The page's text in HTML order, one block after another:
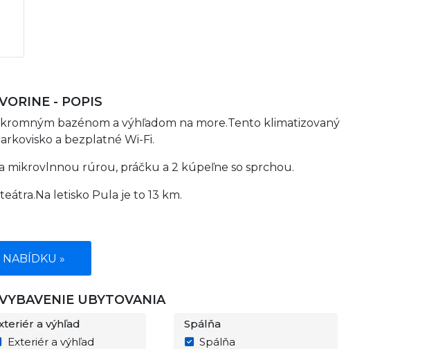
- POPIS
bazénom a výhľadom na more.Tento klimatizovaný
a bezplatné Wi-Fi.
mikrovlnnou rúrou, práčku a 2 kúpeľne so sprchou.
letisko Pula je to 13 km.
»
UBYTOVANIA
a výhľad
Exteriér a výhľad
Spálňa
Spálňa